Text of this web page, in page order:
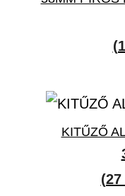
KITŰZŐ